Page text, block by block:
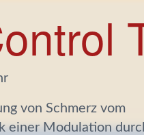
von Schmerz vom
einer Modulation
auch vom Gehirn